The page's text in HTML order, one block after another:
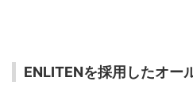
ENLITENを採用したオ